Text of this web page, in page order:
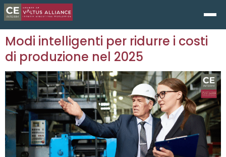
Modi intelligenti per ridurre i costi
di produzione nel 2025